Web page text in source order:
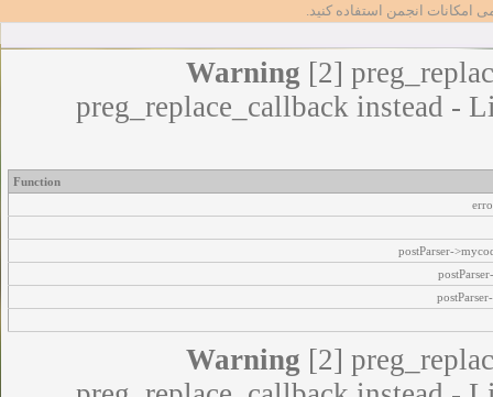
امکانات انجمن استفاده کنید.
Warning [2]
preg_replace_callback instead -
Function
postParser-
Warning [2]